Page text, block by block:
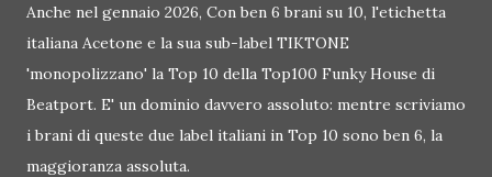
Anche nel gennaio 2026, Con ben 6 brani su 10, l'etichetta
italiana Acetone e la sua sub-label TIKTONE
'monopolizzano' la Top 10 della Top100 Funky House di
Beatport. E' un dominio davvero assoluto: mentre scriviamo
i brani di queste due label italiani in Top 10 sono ben 6, la
maggioranza assoluta.